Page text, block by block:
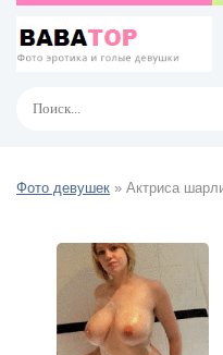
Фото девушек » Актриса